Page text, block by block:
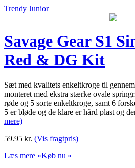
Trendy Junior
Savage Gear S1
Red & DG Kit
Sæt med kvalitets enkeltkroge til
monteret med ekstra stærke ovale
røde og 5 sorte enkeltkroge, samt 6
5 er bløde og de klare er hård plast og
mere)
59.95 kr. (Vis fragtpris)
Læs mere »Køb nu »